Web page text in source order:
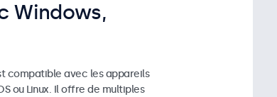
Windows,
compatible avec les appareils
ou Linux. Il offre de multiples